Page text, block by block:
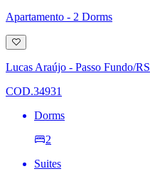
Apartamento - 2 Dorms
Adicionar
à
lista
de
Lucas Araújo - Passo Fundo/RS
COD.34931
Dorms
2
Suites